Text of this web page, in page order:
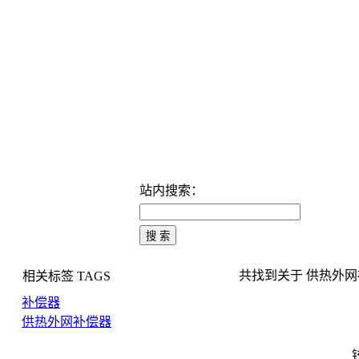
站内搜索：
相关标签 TAGS
补偿器
供热外网补偿器
共找到关于 供热外